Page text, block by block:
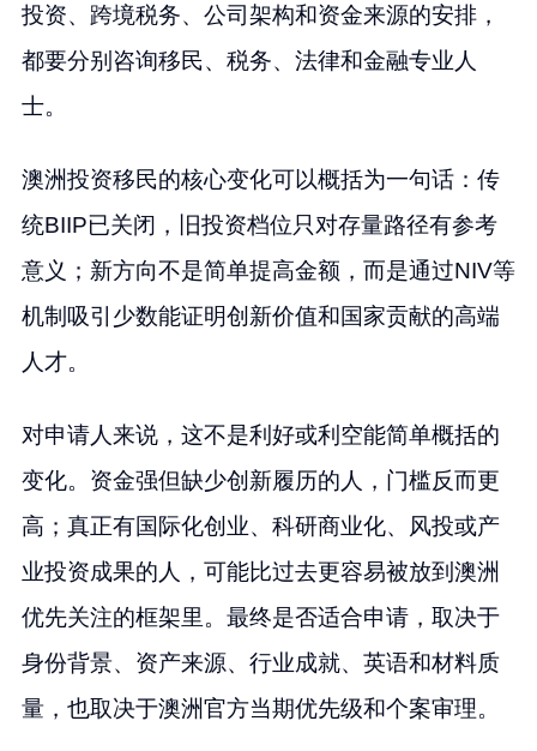
投资、跨境税务、公司架构和资金来源的安排，
都要分别咨询移民、税务、法律和金融专业人
士。
澳洲投资移民的核心变化可以概括为一句话：传
统BIIP已关闭，旧投资档位只对存量路径有参考
意义；新方向不是简单提高金额，而是通过NIV等
机制吸引少数能证明创新价值和国家贡献的高端
人才。
对申请人来说，这不是利好或利空能简单概括的
变化。资金强但缺少创新履历的人，门槛反而更
高；真正有国际化创业、科研商业化、风投或产
业投资成果的人，可能比过去更容易被放到澳洲
优先关注的框架里。最终是否适合申请，取决于
身份背景、资产来源、行业成就、英语和材料质
量，也取决于澳洲官方当期优先级和个案审理。